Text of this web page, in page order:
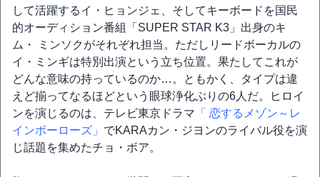
して活躍するイ・ヒョンジェ、そしてキーボードを国民
的オーディション番組「SUPER STAR K3」出身のキ
ム・ ミンソクがそれぞれ担当。ただしリードボーカルの
イ・ミンギは特別出演という立ち位置。果たしてこれが
どんな意味の持っているのか…。ともかく、タイプは違
えど揃ってなるほどという眼球浄化ぶりの6人だ。ヒロイ
ンを演じるのは、テレビ東京ドラマ 「 恋するメゾン～レ
インボーローズ」 でKARAカン・ジヨンのライバル役を演
じ話題を集めたチョ・ボア。